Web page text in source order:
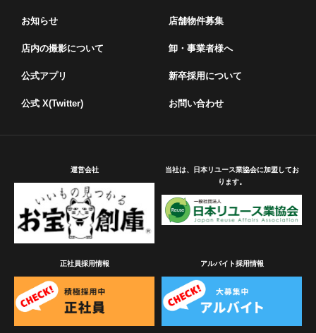
お知らせ
店内の撮影について
公式アプリ
公式 X(Twitter)
店舗物件募集
卸・事業者様へ
新卒採用について
お問い合わせ
運営会社
当社は、日本リユース業協会に加盟してお
ります。
正社員採用情報 アルバイト採用情報